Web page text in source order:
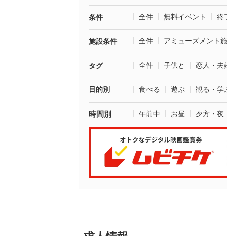
条件 全件 無料イベント 終
施設条件 全件 アミューズメント
タグ 全件 子供と 恋人・夫
目的別 食べる 遊ぶ 観る・学
時間別 午前中 お昼 夕方・夜